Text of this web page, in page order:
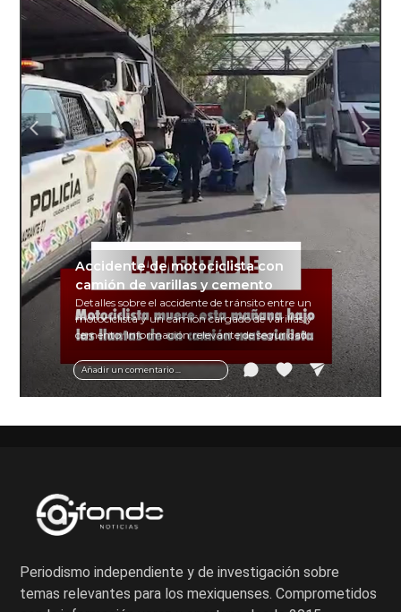
Añadir un comentario ...
Accidente de motociclista con
camión de varillas y cemento
Detalles sobre el accidente de tránsito entre un
motociclista y un camión cargado de varillas y
cemento. Información relevante de seguridad
vial y recomendaciones para motociclistas.
Periodismo independiente y de investigación sobre
temas relevantes para los mexiquenses. Comprometidos